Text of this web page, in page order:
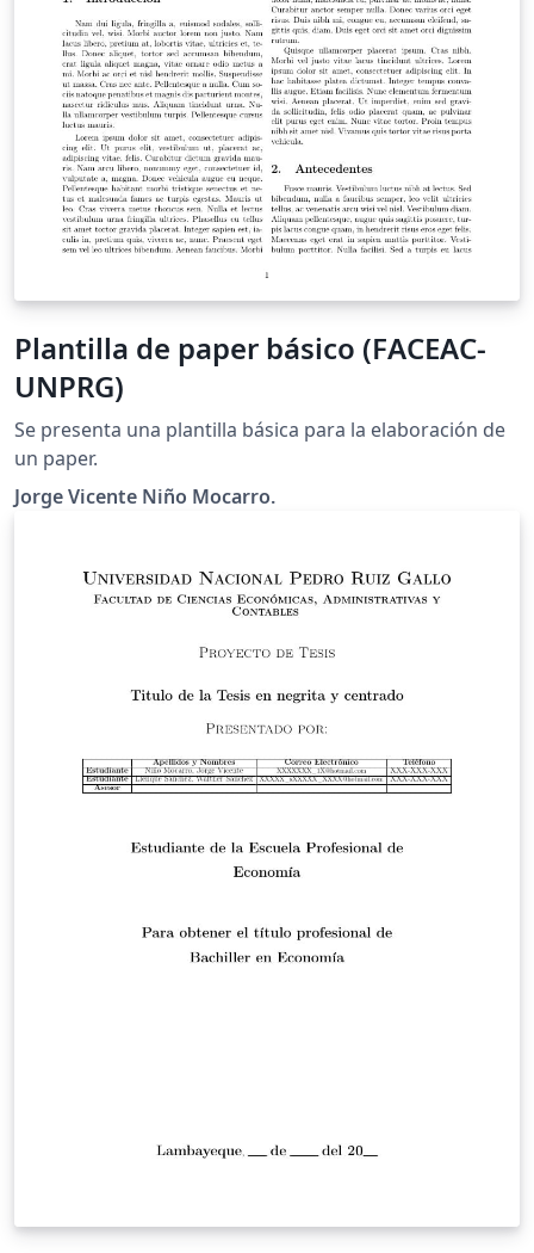
Plantilla de paper básico (FACEAC-
UNPRG)
Se presenta una plantilla básica para la elaboración de
un paper.
Jorge Vicente Niño Mocarro.